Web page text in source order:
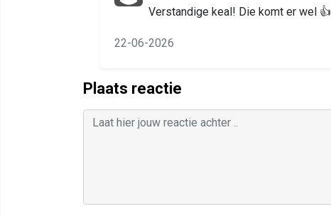
Verstandige keal! Die komt er wel 👍
22-06-2026
Plaats reactie